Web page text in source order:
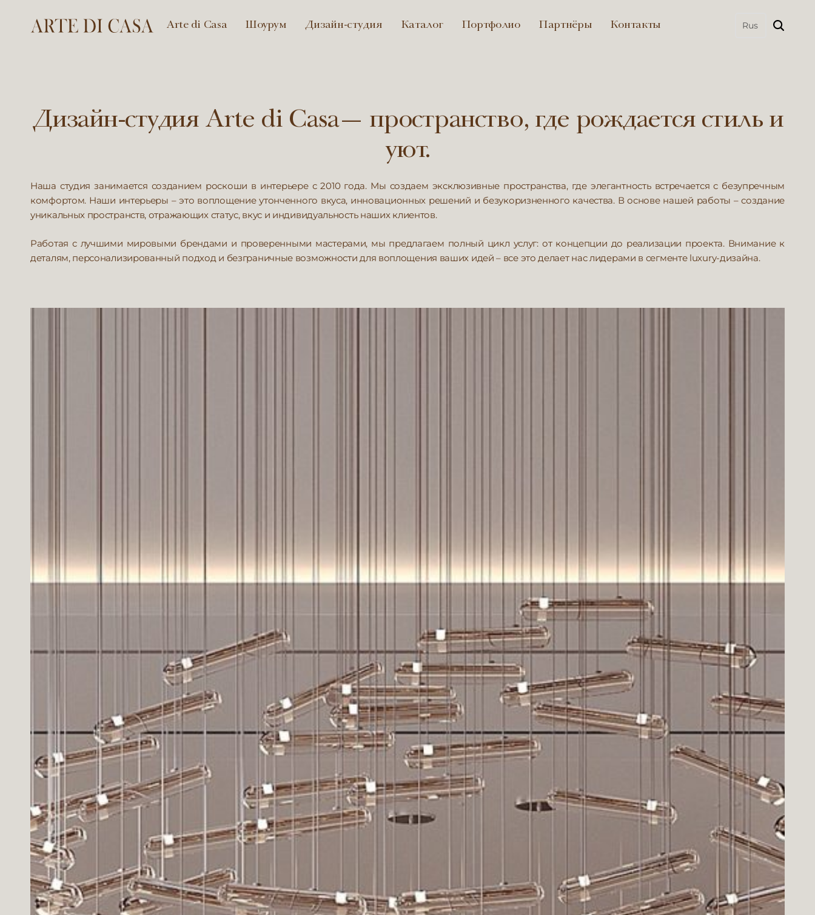
Arte di Casa Шоурум Дизайн-студия Каталог Портфолио Партнёры Контакты
Дизайн-студия Arte di Casa— пространство, где рождается стиль и
уют.
Наша студия занимается созданием роскоши в интерьере с 2010 года. Мы создаем эксклюзивные пространства, где элегантность встречается с безупречным
комфортом. Наши интерьеры – это воплощение утонченного вкуса, инновационных решений и безукоризненного качества. В основе нашей работы – создание
уникальных пространств, отражающих статус, вкус и индивидуальность наших клиентов.
Работая с лучшими мировыми брендами и проверенными мастерами, мы предлагаем полный цикл услуг: от концепции до реализации проекта. Внимание к
деталям, персонализированный подход и безграничные возможности для воплощения ваших идей – все это делает нас лидерами в сегменте luxury-дизайна.